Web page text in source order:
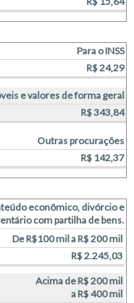
Para o INSS
R$ 24,29
e valores de forma geral
R$ 343,84
Outras procurações
R$ 142,37
econômico, divórcio e
com partilha de bens.
De R$100 mil a R$ 200 mil
R$ 2.245,03
Acima de R$ 200 mil
a R$ 400 mil